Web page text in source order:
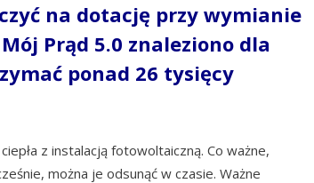
na dotację przy wymianie
Prąd 5.0 znaleziono dla
ponad 26 tysięcy
z instalacją fotowoltaiczną. Co ważne,
można je odsunąć w czasie. Ważne